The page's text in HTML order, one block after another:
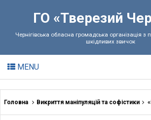
ГО «Тверезий
Чернігівська обласна громадська організація з
шкідливих звичок
MENU
Головна Викриття маніпуляцій та софістики